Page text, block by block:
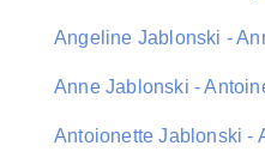
Angeline Jablonski -
Anne Jablonski -
Antoionette Jablonski -